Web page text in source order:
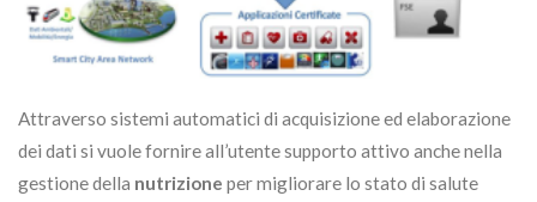
Attraverso sistemi automatici di acquisizione ed elaborazione
dei dati si vuole fornire all’utente supporto attivo anche nella
gestione della nutrizione per migliorare lo stato di salute